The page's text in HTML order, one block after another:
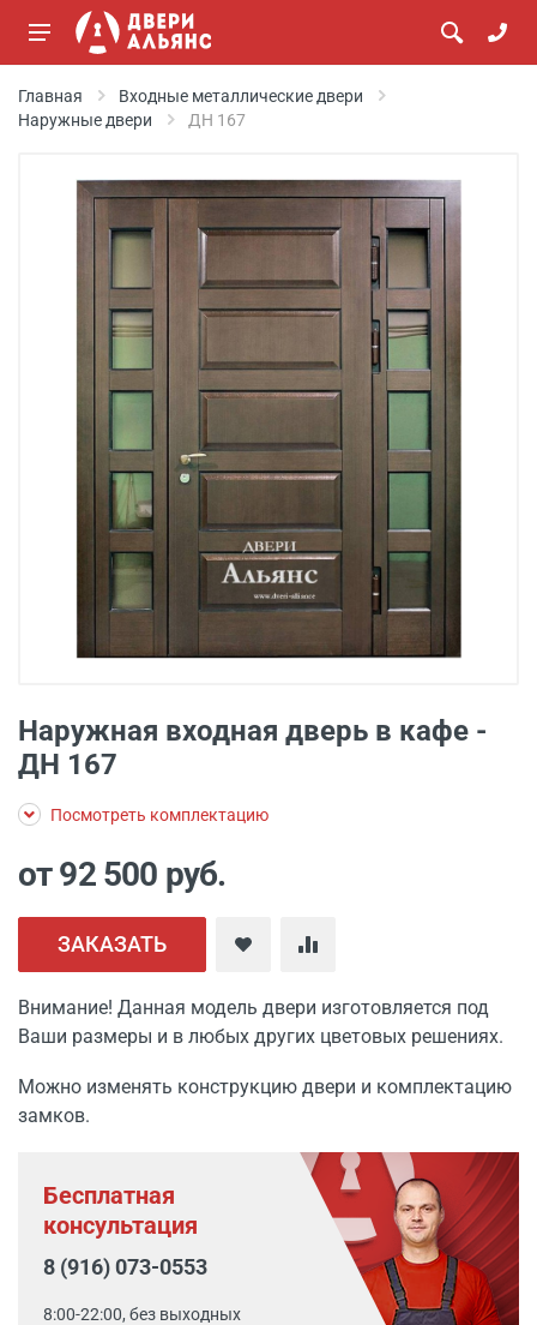
Главная
Входные металлические двери
Наружные двери
ДН 167
Наружная входная дверь в кафе -
ДН 167
Посмотреть комплектацию
от 92 500 руб.
ЗАКАЗАТЬ
Внимание! Данная модель двери изготовляется под
Ваши размеры и в любых других цветовых решениях.
Можно изменять конструкцию двери и комплектацию
замков.
Бесплатная
консультация
8 (916) 073-0553
8:00-22:00, без выходных